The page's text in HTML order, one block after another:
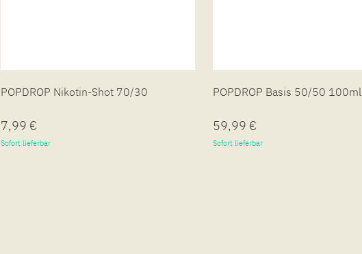
POPDROP Nikotin-Shot 70/30
7,99 €
Sofort lieferbar
POPDROP Basis 50/50 100ml
59,99 €
Sofort lieferbar